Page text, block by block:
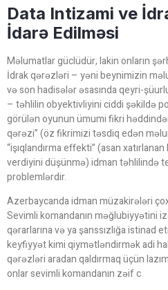
Data Intizami ve
İdarə Edilməsi
Məlumatlar güclüdür, lakin onların
İdrak qərəzləri – yəni beynimizin
və son hadisələr əsasında qeyri-
– təhlilin obyektivliyini ciddi şəkildə
görülən oyunun ümumi fikri
qərəzi” (öz fikrimizi təsdiq edən
“işıqlandırma effekti” (asan
verdiyini düşünmə) idman təhlilində
problemlərdir.
Azerbaycanda idman müzakirələri
Sevimli komandanın məğlubiyyətini
qərarlarına və ya şanssızlığa istinad
keyfiyyət kimi qiymətləndirmək adi
qərəzləri aradan qaldırmaq üçün
onlar sevimli komandanın zəif c